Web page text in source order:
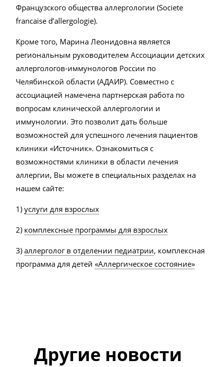
Французского общества аллергологии (Societe
francaise d’allergologie).
Кроме того, Марина Леонидовна является
региональным руководителем Ассоциации детских
аллергологов-иммунологов России по
Челябинской области (АДАИР). Совместно с
ассоциацией намечена партнерская работа по
вопросам клинической аллергологии и
иммунологии. Это позволит дать больше
возможностей для успешного лечения пациентов
клиники «Источник». Ознакомиться с
возможностями клиники в области лечения
аллергии, Вы можете в специальных разделах на
нашем сайте:
1) услуги для взрослых
2) комплексные программы для взрослых
3) аллерголог в отделении педиатрии, комплексная
программа для детей «Аллергическое состояние»
Другие новости